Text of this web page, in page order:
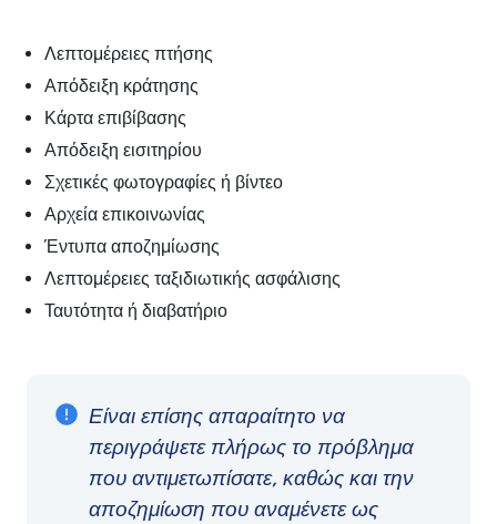
Λεπτομέρειες πτήσης
Απόδειξη κράτησης
Κάρτα επιβίβασης
Απόδειξη εισιτηρίου
Σχετικές φωτογραφίες ή βίντεο
Αρχεία επικοινωνίας
Έντυπα αποζημίωσης
Λεπτομέρειες ταξιδιωτικής ασφάλισης
Ταυτότητα ή διαβατήριο
Είναι επίσης απαραίτητο να
περιγράψετε πλήρως το πρόβλημα
που αντιμετωπίσατε, καθώς και την
αποζημίωση που αναμένετε ως